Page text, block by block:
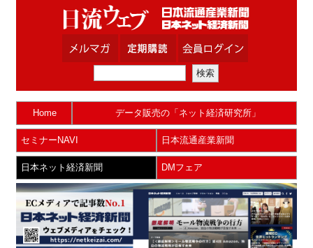
Home データ販売の「ネット経済研究所」
セミナーNAVI 日本流通産業新聞
日本ネット経済新聞 DMフェア